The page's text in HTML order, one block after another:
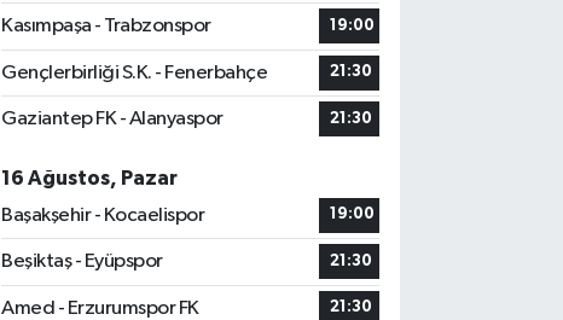
Kasımpaşa - Trabzonspor 19:00
Gençlerbirliği S.K. - Fenerbahçe 21:30
Gaziantep FK - Alanyaspor 21:30
16 Ağustos, Pazar
Başakşehir - Kocaelispor
19:00
Beşiktaş - Eyüpspor 21:30
Amed - Erzurumspor FK 21:30